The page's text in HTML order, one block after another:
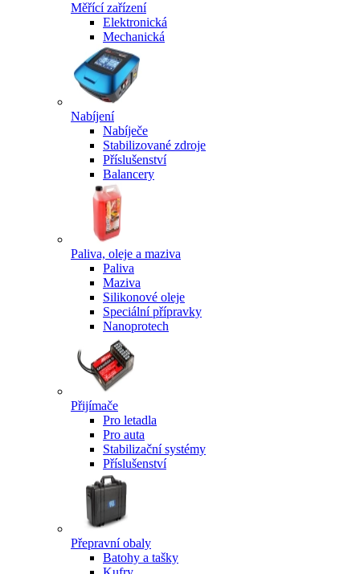
Měřící zařízení
Elektronická
Mechanická
Nabíjení
Nabíječe
Stabilizované zdroje
Příslušenství
Balancery
Paliva, oleje a maziva
Paliva
Maziva
Silikonové oleje
Speciální přípravky
Nanoprotech
Přijímače
Pro letadla
Pro auta
Stabilizační systémy
Příslušenství
Přepravní obaly
Batohy a tašky